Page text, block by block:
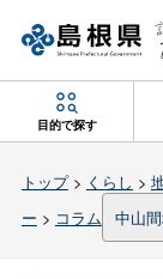
目的で探す
トップ> くらし >
ー > コラム 中山